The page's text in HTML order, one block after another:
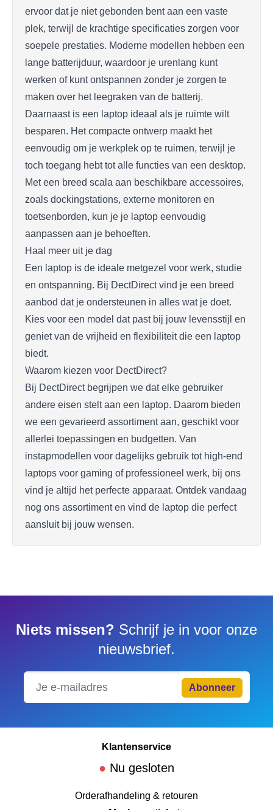
ervoor dat je niet gebonden bent aan een vaste
plek, terwijl de krachtige specificaties zorgen voor
soepele prestaties. Moderne modellen hebben een
lange batterijduur, waardoor je urenlang kunt
werken of kunt ontspannen zonder je zorgen te
maken over het leegraken van de batterij.
Daarnaast is een laptop ideaal als je ruimte wilt
besparen. Het compacte ontwerp maakt het
eenvoudig om je werkplek op te ruimen, terwijl je
toch toegang hebt tot alle functies van een desktop.
Met een breed scala aan beschikbare accessoires,
zoals dockingstations, externe monitoren en
toetsenborden, kun je je laptop eenvoudig
aanpassen aan je behoeften.
Haal meer uit je dag
Een laptop is de ideale metgezel voor werk, studie
en ontspanning. Bij DectDirect vind je een breed
aanbod dat je ondersteunen in alles wat je doet.
Kies voor een model dat past bij jouw levensstijl en
geniet van de vrijheid en flexibiliteit die een laptop
biedt.
Waarom kiezen voor DectDirect?
Bij DectDirect begrijpen we dat elke gebruiker
andere eisen stelt aan een laptop. Daarom bieden
we een gevarieerd assortiment aan, geschikt voor
allerlei toepassingen en budgetten. Van
instapmodellen voor dagelijks gebruik tot high-end
laptops voor gaming of professioneel werk, bij ons
vind je altijd het perfecte apparaat. Ontdek vandaag
nog ons assortiment en vind de laptop die perfect
aansluit bij jouw wensen.
Niets missen? Schrijf je in voor onze
nieuwsbrief.
Abonneer
Klantenservice
● Nu gesloten
Orderafhandeling & retouren